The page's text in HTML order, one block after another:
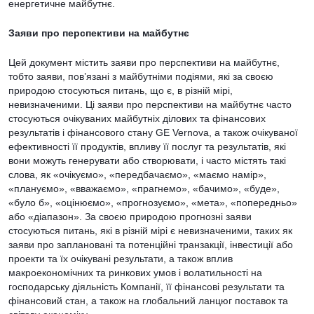
енергетичне майбутнє.
Заяви про перспективи на майбутнє
Цей документ містить заяви про перспективи на майбутнє,
тобто заяви, пов’язані з майбутніми подіями, які за своєю
природою стосуються питань, що є, в різній мірі,
невизначеними. Ці заяви про перспективи на майбутнє часто
стосуються очікуваних майбутніх ділових та фінансових
результатів і фінансового стану GE Vernova, а також очікуваної
ефективності її продуктів, впливу її послуг та результатів, які
вони можуть генерувати або створювати, і часто містять такі
слова, як «очікуємо», «передбачаємо», «маємо намір»,
«плануємо», «вважаємо», «прагнемо», «бачимо», «буде»,
«було б», «оцінюємо», «прогнозуємо», «мета», «попередньо»
або «діапазон». За своєю природою прогнозні заяви
стосуються питань, які в різній мірі є невизначеними, таких як
заяви про заплановані та потенційні транзакції, інвестиції або
проекти та їх очікувані результати, а також вплив
макроекономічних та ринкових умов і волатильності на
господарську діяльність Компанії, її фінансові результати та
фінансовий стан, а також на глобальний ланцюг поставок та